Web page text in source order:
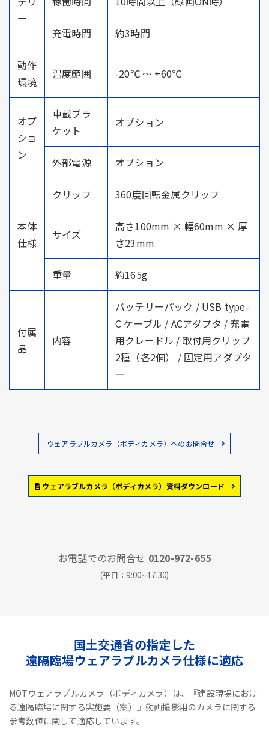
ー
充電時間 約3時間
動作
環境
温度範囲 -20℃ ～ +60℃
オプ
ショ
ン
車載ブラ
ケット
オプション
外部電源 オプション
本体
仕様
クリップ 360度回転金属クリップ
サイズ
高さ100mm × 幅60mm × 厚
さ23mm
重量 約165g
付属
品
内容
バッテリーパック / USB type-
C ケーブル / ACアダプタ / 充電
用クレードル / 取付用クリップ
2種（各2個） / 固定用アダプタ
ー
ウェアラブルカメラ（ボディカメラ）へのお問合せ
ウェアラブルカメラ（ボディカメラ）資料ダウンロード
お電話でのお問合せ 0120-972-655
(平日：9:00∼17:30)
国土交通省の指定した
遠隔臨場ウェアラブルカメラ仕様に適応
MOTウェアラブルカメラ（ボディカメラ）は、『建設現場におけ
る遠隔臨場に関する実施要（案）』動画撮影用のカメラに関する
参考数値に関して適応しています。